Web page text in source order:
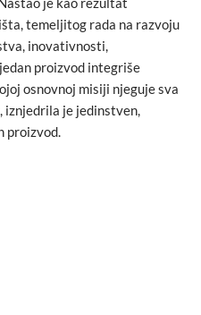
temeljitog rada na razvoju
inovativnosti,
proizvod integriše
osnovnoj misiji njeguje sva
iznjedrila je jedinstven,
proizvod.